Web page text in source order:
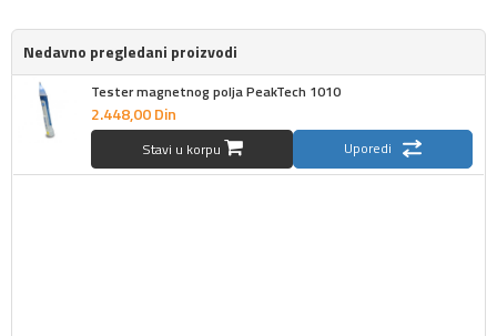
Nedavno pregledani proizvodi
Tester magnetnog polja PeakTech 1010
2.448,00Din
Stavi u korpu Uporedi